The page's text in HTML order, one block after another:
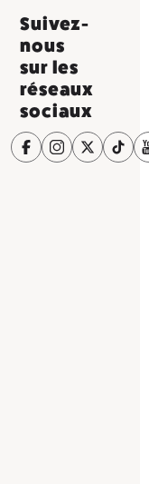
Suivez-
nous
sur les
réseaux
sociaux